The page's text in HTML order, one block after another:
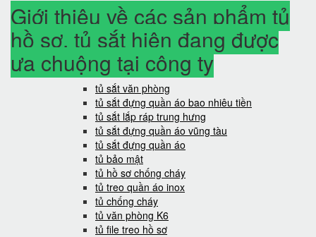
Giới thiệu về các sản phẩm tủ
hồ sơ, tủ sắt hiện đang được
ưa chuộng tại công ty
tủ sắt văn phòng
tủ sắt đựng quần áo bao nhiêu tiền
tủ sắt lắp ráp trung hưng
tủ sắt đựng quần áo vũng tàu
tủ sắt đựng quần áo
tủ bảo mật
tủ hồ sơ chống cháy
tủ treo quần áo inox
tủ chống cháy
tủ văn phòng K6
tủ file treo hồ sơ